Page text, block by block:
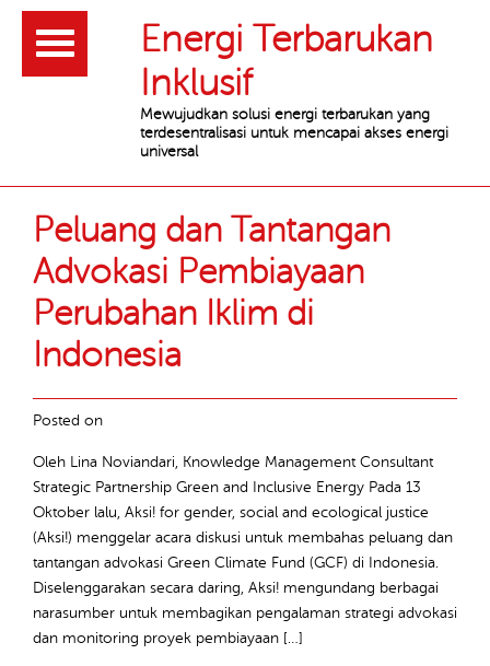
Header
Energi Terbarukan
Inklusif
Mewujudkan solusi energi terbarukan yang
terdesentralisasi untuk mencapai akses energi
universal
content
ArticlePeluang dan Tantangan
Advokasi Pembiayaan
Perubahan Iklim di
Indonesia
Posted on
Oleh Lina Noviandari, Knowledge Management Consultant
Strategic Partnership Green and Inclusive Energy Pada 13
Oktober lalu, Aksi! for gender, social and ecological justice
(Aksi!) menggelar acara diskusi untuk membahas peluang dan
tantangan advokasi Green Climate Fund (GCF) di Indonesia.
Diselenggarakan secara daring, Aksi! mengundang berbagai
narasumber untuk membagikan pengalaman strategi advokasi
dan monitoring proyek pembiayaan […]